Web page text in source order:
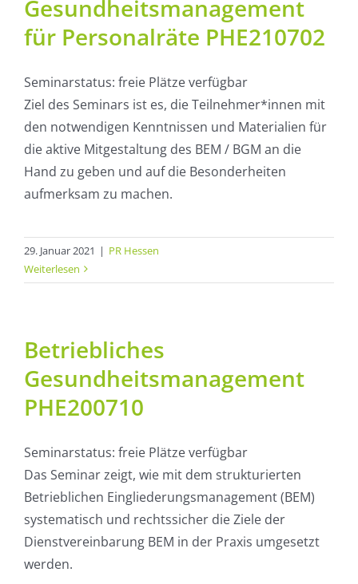
Gesundheitsmanagement
für Personalräte PHE210702
Seminarstatus: freie Plätze verfügbar
Ziel des Seminars ist es, die Teilnehmer*innen mit
den notwendigen Kenntnissen und Materialien für
die aktive Mitgestaltung des BEM / BGM an die
Hand zu geben und auf die Besonderheiten
aufmerksam zu machen.
29. Januar 2021 | PR Hessen
Weiterlesen
Betriebliches
Gesundheitsmanagement
PHE200710
Seminarstatus: freie Plätze verfügbar
Das Seminar zeigt, wie mit dem strukturierten
Betrieblichen Eingliederungsmanagement (BEM)
systematisch und rechtssicher die Ziele der
Dienstvereinbarung BEM in der Praxis umgesetzt
werden.